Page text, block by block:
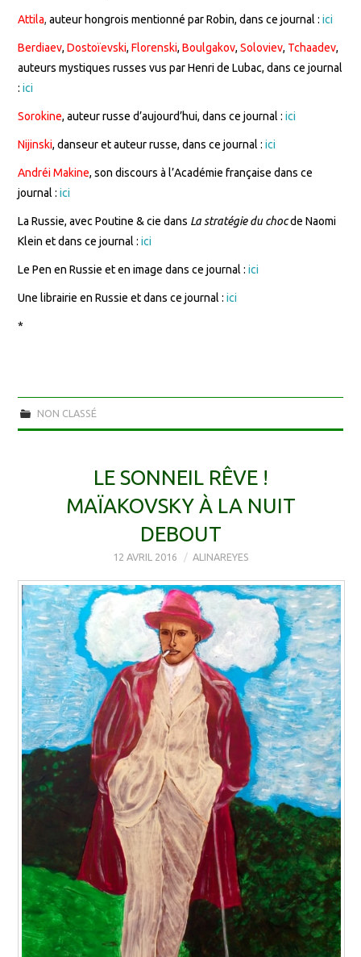
Attila, auteur hongrois mentionné par Robin, dans ce journal :ici
Berdiaev,Dostoïevski,Florenski,Boulgakov,Soloviev, Tchaadev,
auteurs mystiques russes vus par Henri de Lubac, dans ce journal
:ici
Sorokine, auteur russe d’aujourd’hui, dans ce journal :ici
Nijinski, danseur et auteur russe, dans ce journal :ici
Andréi Makine, son discours à l’Académie française dans ce
journal :ici
La Russie, avec Poutine & cie dans La stratégie du chocde Naomi
Klein et dans ce journal :ici
Le Pen en Russie et en image dans ce journal :ici
Une librairie en Russie et dans ce journal :ici
*
NON CLASSÉ
LE SONNEIL RÊVE !
MAÏAKOVSKY À LA NUIT
DEBOUT
12 AVRIL 2016 ALINAREYES